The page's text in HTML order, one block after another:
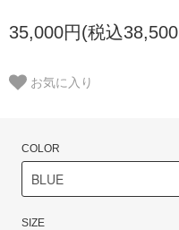
35,000円(税込
お気に入り
COLOR
SIZE